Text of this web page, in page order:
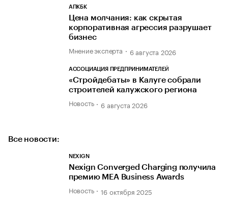
АПКБК
Цена молчания: как скрытая
корпоративная агрессия разрушает
бизнес
Мнение эксперта 6 августа 2026
АССОЦИАЦИЯ ПРЕДПРИНИМАТЕЛЕЙ
«Стройдебаты» в Калуге собрали
строителей калужского региона
Новость 6 августа 2026
Все новости:
NEXIGN
Nexign Converged Charging получила
премию MEA Business Awards
Новость 16 октября 2025